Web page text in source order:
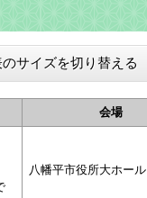
のサイズを切り替える
会場
八幡平市役所大ホール